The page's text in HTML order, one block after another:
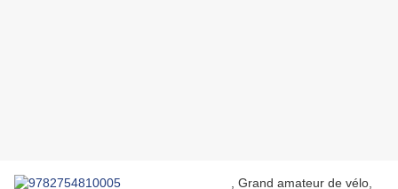
Grand amateur de vélo,